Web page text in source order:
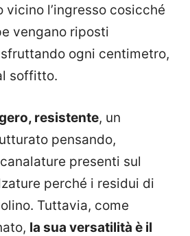
vicino l’ingresso cosicché
vengano riposti
ogni centimetro,
soffitto.
resistente, un
pensando,
presenti sul
perché i residui di
Tuttavia, come
la sua versatilità è il